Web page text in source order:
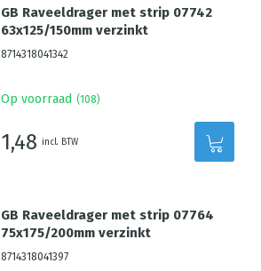
GB Raveeldrager met strip 07742
63x125/150mm verzinkt
8714318041342
Op voorraad (108)
1,48 incl. BTW
GB Raveeldrager met strip 07764
75x175/200mm verzinkt
8714318041397